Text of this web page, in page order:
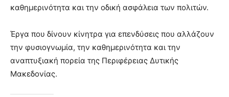
καθημερινότητα και την οδική ασφάλεια των πολιτών.
Έργα που δίνουν κίνητρα για επενδύσεις που αλλάζουν
την φυσιογνωμία, την καθημερινότητα και την
αναπτυξιακή πορεία της Περιφέρειας Δυτικής
Μακεδονίας.